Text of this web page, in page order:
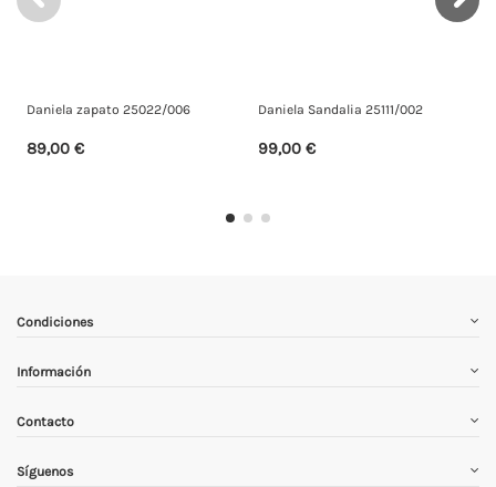
Daniela zapato 25022/006
89,00 €
Daniela Sandalia 25111/002
99,00 €
Condiciones
Información
Contacto
Síguenos